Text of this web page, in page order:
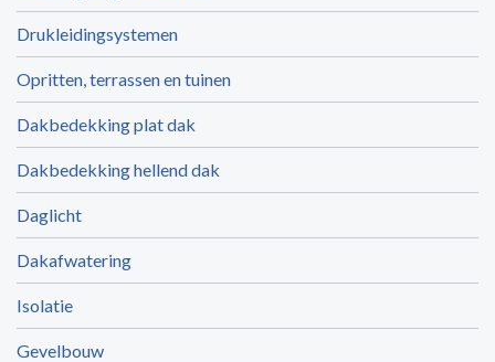
Drukleidingsystemen
Opritten, terrassen en tuinen
Dakbedekking plat dak
Dakbedekking hellend dak
Daglicht
Dakafwatering
Isolatie
Gevelbouw